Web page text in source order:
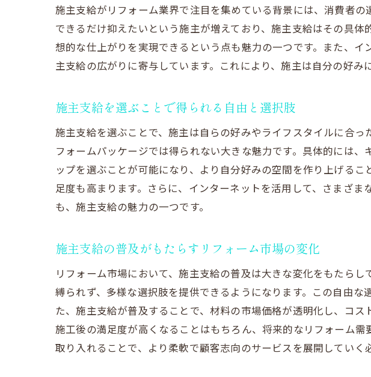
施主支給で変わる
空間にオリジナリ
施主支給で実現す
個性を引き出す施
施主支給における注
成功するためのリ
施主支給の際に考
業者選びにおける
施主支給でトラブ
施主支給で理想のキッ
施主支給で選ぶべ
プロが教える使い
コストを抑えて理
施主支給で叶える
施主支給がリフォーム業界で注目を集めている背景には、消費者
できるだけ抑えたいという施主が増えており、施主支給はその具
想的な仕上がりを実現できるという点も魅力の一つです。また、
主支給の広がりに寄与しています。これにより、施主は自分の好
施主支給を選ぶことで得られる自由と選択肢
施主支給を選ぶことで、施主は自らの好みやライフスタイルに合
フォームパッケージでは得られない大きな魅力です。具体的には
ップを選ぶことが可能になり、より自分好みの空間を作り上げる
足度も高まります。さらに、インターネットを活用して、さまざ
も、施主支給の魅力の一つです。
施主支給の普及がもたらすリフォーム市場の変化
リフォーム市場において、施主支給の普及は大きな変化をもたら
縛られず、多様な選択肢を提供できるようになります。この自由
た、施主支給が普及することで、材料の市場価格が透明化し、コ
施工後の満足度が高くなることはもちろん、将来的なリフォーム
取り入れることで、より柔軟で顧客志向のサービスを展開していく